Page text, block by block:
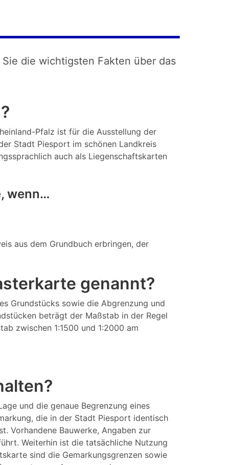
die wichtigsten Fakten über das
Pfalz ist für die Ausstellung der
Stadt Piesport im schönen Landkreis
auch als Liegenschaftskarten
wenn…
aus dem Grundbuch erbringen, der
genannt?
Grundstücks sowie die Abgrenzung und
beträgt der Maßstab in der Regel
zwischen 1:1500 und 1:2000 am
und die genaue Begrenzung eines
die in der Stadt Piesport identisch
Vorhandene Bauwerke, Angaben zur
Weiterhin ist die tatsächliche Nutzung
sind die Gemarkungsgrenzen sowie